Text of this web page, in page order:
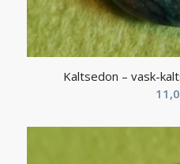
Kaltsedon – vask-